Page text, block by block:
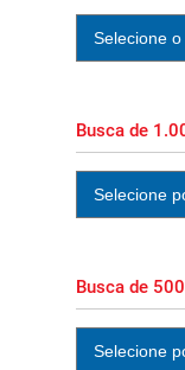
Busca de
Busca de